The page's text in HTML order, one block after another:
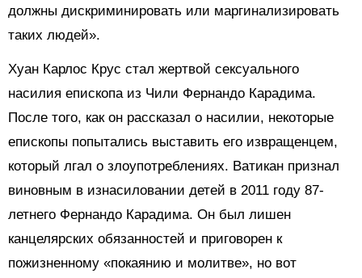
должны дискриминировать или маргинализировать
таких людей».
Хуан Карлос Крус стал жертвой сексуального
насилия епископа из Чили Фернандо Карадима.
После того, как он рассказал о насилии, некоторые
епископы попытались выставить его извращенцем,
который лгал о злоупотреблениях. Ватикан признал
виновным в изнасиловании детей в 2011 году 87-
летнего Фернандо Карадима. Он был лишен
канцелярских обязанностей и приговорен к
пожизненному «покаянию и молитве», но вот